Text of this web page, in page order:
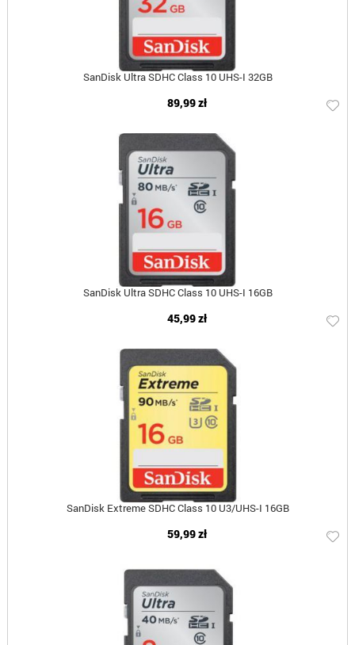
SanDisk Ultra SDHC Class 10 UHS-I 32GB
89,99 zł
SanDisk Ultra SDHC Class 10 UHS-I 16GB
45,99 zł
SanDisk Extreme SDHC Class 10 U3/UHS-I 16GB
59,99 zł